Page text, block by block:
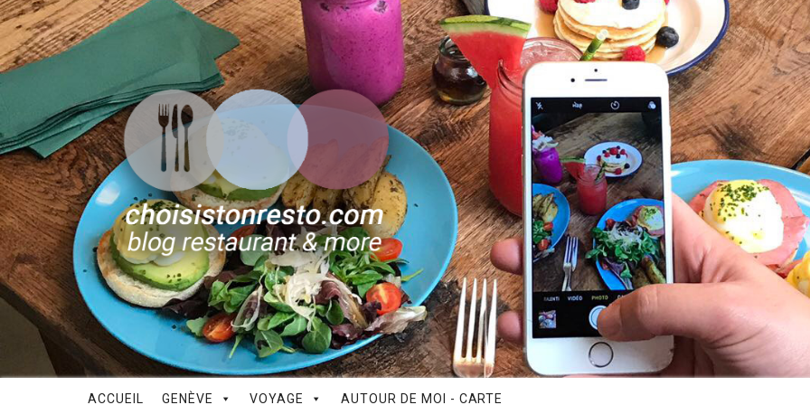
ACCUEIL GENÈVE VOYAGE AUTOUR DE MOI - CARTE